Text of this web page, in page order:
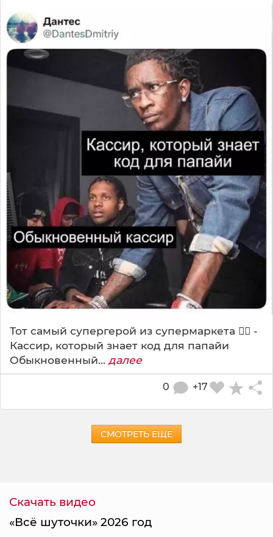
Тот самый супергерой из супермаркета 🦸‍♂️ -
Кассир, который знает код для папайи
Обыкновенный... далее
+17
0
СМОТРЕТЬ ЕЩЕ
Скачать видео
«Всё шуточки» 2026 год